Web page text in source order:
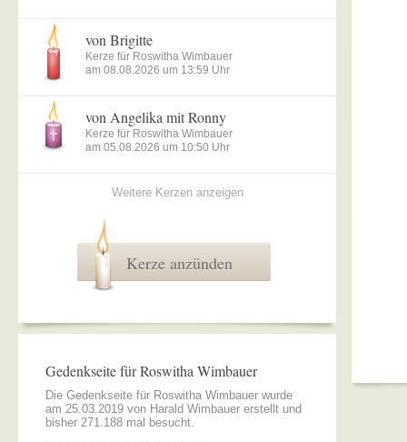
von Brigitte
Kerze für Roswitha Wimbauer
am 08.08.2026 um 13:59 Uhr
von Angelika mit Ronny
Kerze für Roswitha Wimbauer
am 05.08.2026 um 10:50 Uhr
Weitere Kerzen anzeigen
Kerze anzünden
Gedenkseite für Roswitha Wimbauer
Die Gedenkseite für Roswitha Wimbauer wurde
am 25.03.2019 von Harald Wimbauer erstellt und
bisher 271.188 mal besucht.